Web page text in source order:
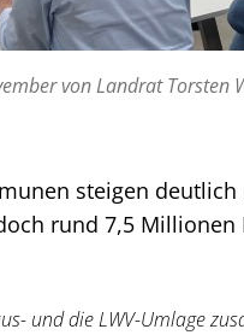
von Landrat Torsten
steigen
rund 7,5 Millionen
und die LWV-Umlage